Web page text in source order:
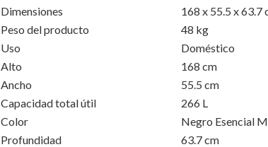
Dimensiones
168 x 55.5 x 63.7
Peso del producto
48 kg
Uso
Doméstico
Alto
168 cm
Ancho
55.5 cm
Capacidad total útil
266 L
Color
Negro Esencial
Profundidad
63.7 cm